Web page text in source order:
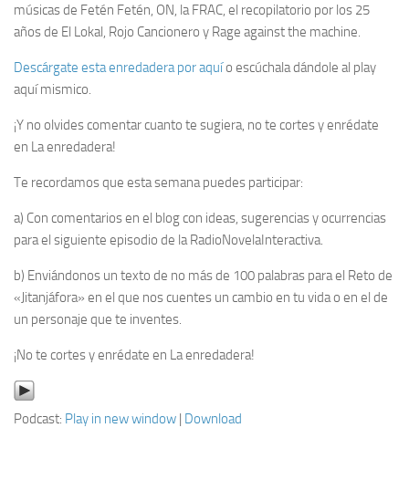
músicas de Fetén Fetén, ON, la FRAC, el recopilatorio por los 25
años de El Lokal, Rojo Cancionero y Rage against the machine.
Descárgate esta enredadera por aquío escúchala dándole al play
aquí mismico.
¡Y no olvides comentar cuanto te sugiera, no te cortes y enrédate
en La enredadera!
Te recordamos que esta semana puedes participar:
a) Con comentarios en el blog con ideas, sugerencias y ocurrencias
para el siguiente episodio de la RadioNovelaInteractiva.
b) Enviándonos un texto de no más de 100 palabras para el Reto de
«Jitanjáfora» en el que nos cuentes un cambio en tu vida o en el de
un personaje que te inventes.
¡No te cortes y enrédate en La enredadera!
Podcast: Play in new window | Download